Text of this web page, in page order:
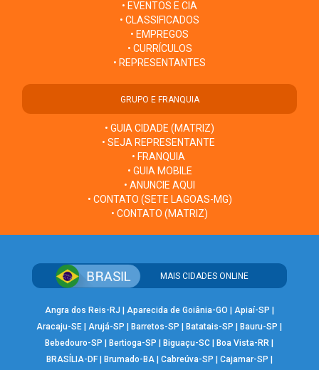
• EVENTOS E CIA
• CLASSIFICADOS
• EMPREGOS
• CURRÍCULOS
• REPRESENTANTES
GRUPO E FRANQUIA
• GUIA CIDADE (MATRIZ)
• SEJA REPRESENTANTE
• FRANQUIA
• GUIA MOBILE
• ANUNCIE AQUI
• CONTATO (SETE LAGOAS-MG)
• CONTATO (MATRIZ)
MAIS CIDADES ONLINE
Angra dos Reis-RJ Aparecida de Goiânia-GO Apiaí-SP
Aracaju-SE |Arujá-SP Barretos-SP Batatais-SP Bauru-SP
Bebedouro-SP
Bertioga-SP Biguaçu-SC Boa Vista-RR
BRASÍLIA-DF| Brumado-BA| Cabreúva-SP Cajamar-SP